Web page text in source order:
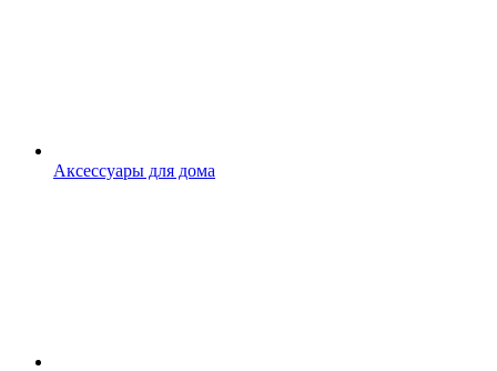
Аксессуары для дома